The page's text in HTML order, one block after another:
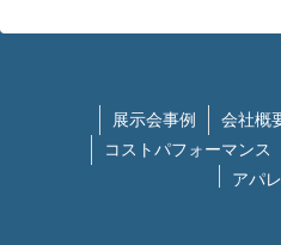
展示会事例 会社概
コストパフォーマンス
アパ